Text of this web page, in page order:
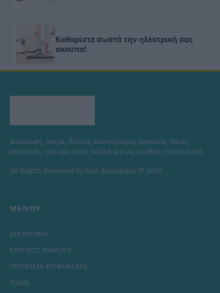
Καθαρίστε σωστά την ηλεκτρική σας
σκούπα!
Διατροφή, υγεία, δίαιτα, αδυνάτισμα, γυναίκα, παιδί,
συνταγές, tips και άλλα πολλά για να νιώθεις πάντα καλά.
All Rights Reserved by Νέα Διατροφής © 2026
ΜΕΝΟΎ
ΔΙΑΤΡΟΦΗ
ΕΛΕΓΧΟΣ ΒΑΡΟΥΣ
ΤΡΟΦΙΜΑ ΡΟΦΗΜΑΤΑ
ΠΑΙΔΙ